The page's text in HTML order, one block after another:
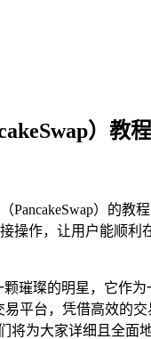
）教程
PancakeSwap）的
操作，让用户能顺
璀璨的明星，它作
易平台，凭借高效
为大家详细且全面